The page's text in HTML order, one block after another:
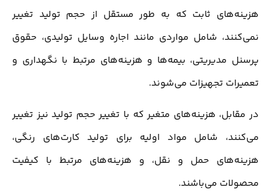
هزینه‌های ثابت که به طور مستقل از حجم تولید تغییر
نمی‌کنند، شامل مواردی مانند اجاره وسایل تولیدی، حقوق
پرسنل مدیریتی، بیمه‌ها و هزینه‌های مرتبط با نگهداری و
تعمیرات تجهیزات می‌شوند.
در مقابل، هزینه‌های متغیر که با تغییر حجم تولید نیز تغییر
می‌کنند، شامل مواد اولیه برای تولید کارت‌های رنگی،
هزینه‌های حمل و نقل، و هزینه‌های مرتبط با کیفیت
محصولات می‌باشند.